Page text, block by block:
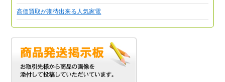
高価買取が期待出来る人気家電